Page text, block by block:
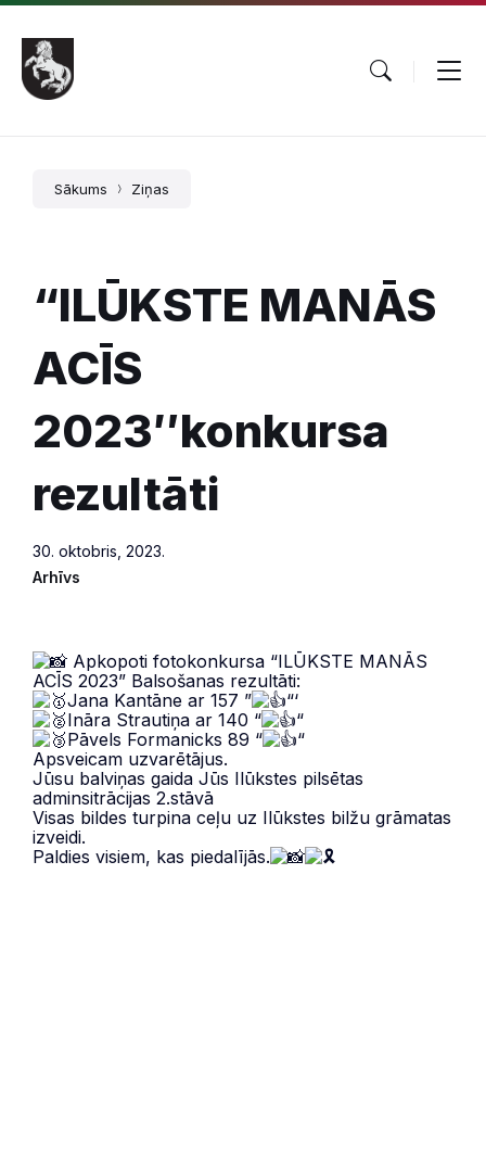
Pāriet
saturu
Skip
main
navigation
Skip
footer
Sākums Ziņas
“ILŪKSTE MANĀS
ACĪS
2023″konkursa
rezultāti
30. oktobris, 2023.
Arhīvs
Apkopoti fotokonkursa “ILŪKSTE MANĀS
ACĪS 2023” Balsošanas rezultāti:
Jana Kantāne ar 1️57 ”
“‘
Ināra Strautiņa ar 140 “
“
Pāvels Formanicks 89 “
“
Apsveicam uzvarētājus.
Jūsu balviņas gaida Jūs Ilūkstes pilsētas
adminsitrācijas 2.stāvā
Visas bildes turpina ceļu uz Ilūkstes bilžu grāmatas
izveidi.
Paldies visiem, kas piedalījās.